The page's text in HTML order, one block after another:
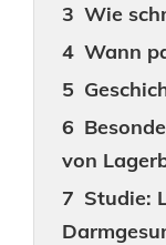
Wie
Wann
von
Studie: